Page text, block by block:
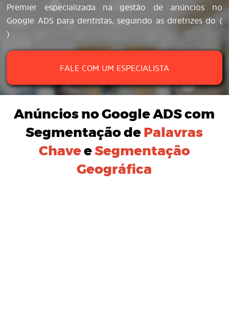
Premier especializada na gestão de anúncios no
Google ADS para dentistas, seguindo as diretrizes do (
) .
FALE COM UM ESPECIALISTA
Anúncios no Google ADS com
Segmentação de Palavras
ChaveeSegmentação
Geográfica